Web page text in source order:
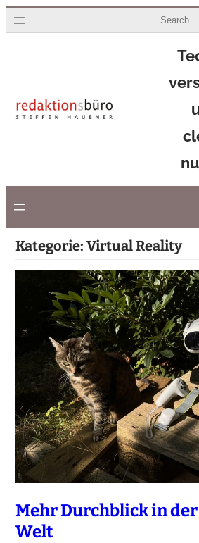
Zum
Inhalt
Search
Kategorie: Virtual Reality
Mehr Durchblick in
Welt